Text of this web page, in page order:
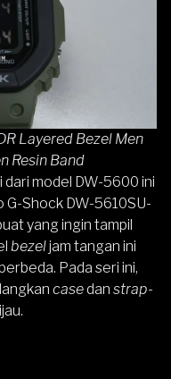
Layered Bezel Men
Resin Band
dari model DW-5600 ini
G-Shock DW-5610SU-
yang ingin tampil
bezeljam tangan ini
Pada seri ini,
casedan strap-